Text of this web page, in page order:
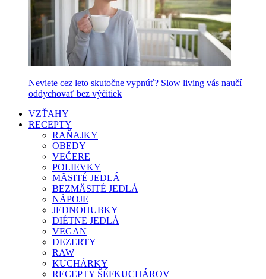
Neviete cez leto skutočne vypnúť? Slow living vás naučí
oddychovať bez výčitiek
VZŤAHY
RECEPTY
RAŇAJKY
OBEDY
VEČERE
POLIEVKY
MÄSITÉ JEDLÁ
BEZMÄSITÉ JEDLÁ
NÁPOJE
JEDNOHUBKY
DIÉTNE JEDLÁ
VEGAN
DEZERTY
RAW
KUCHÁRKY
RECEPTY ŠÉFKUCHÁROV